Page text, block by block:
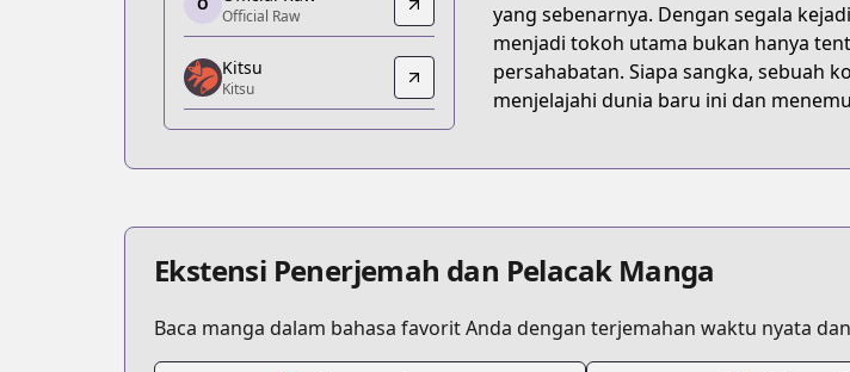
Official Raw
Official Raw
https://comic.naver.com/webtoon/list.nhn?titleId=745876
Kitsu
Kitsu
O
Official Raw
Kitsu
Kitsu
yang sebenarnya. Dengan segala
menjadi tokoh utama bukan hanya
persahabatan. Siapa sangka, sebuah
menjelajahi dunia baru ini dan
Ekstensi Penerjemah dan Pelacak Manga
Baca manga dalam bahasa favorit Anda dengan terjemahan waktu nyata